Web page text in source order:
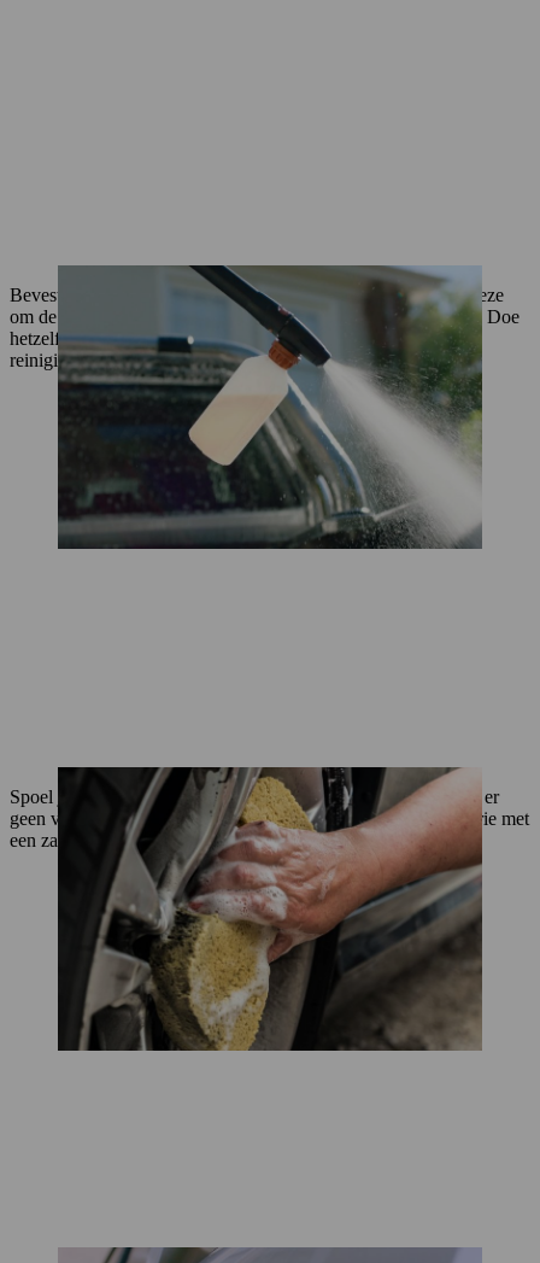
Bevestig de
aan de hogedrukreiniger en gebruik deze
om de auto te wassen. Je kan ook een zachte spons gebruiken. Doe
hetzelfde om de velgen te reinigen op de plaatsen waar het
reinigingsmiddel het vuil had moeten verwijderen.
Spoel je auto af met gewoon water uit de hogedrukreiniger tot er
geen vuil of reinigingsmiddel meer over is. Droog de carrosserie met
een zachte doek of zeem.